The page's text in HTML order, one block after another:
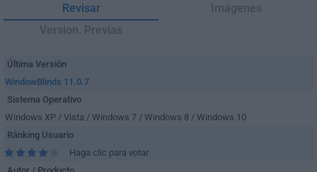
Revisar
Imágenes
Version. Previas
Última Versión
WindowBlinds 11.0.7
Sistema Operativo
Windows XP / Vista / Windows 7 / Windows 8 / Windows 10
Ránking Usuario
Haga clic para votar